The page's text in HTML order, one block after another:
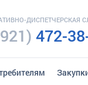
ДИСПЕТЧЕРСКАЯ
472-